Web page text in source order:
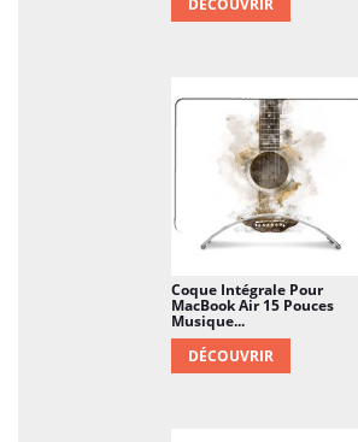
Coque Intégrale Pour
MacBook Air 15 Pouces
Musique...
DÉCOUVRIR